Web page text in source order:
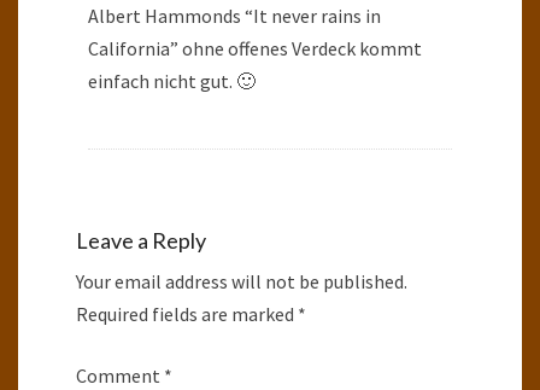
Albert Hammonds “It never rains in
California” ohne offenes Verdeck kommt
einfach nicht gut. 🙂
Leave a Reply
Your email address will not be published.
Required fields are marked *
Comment *